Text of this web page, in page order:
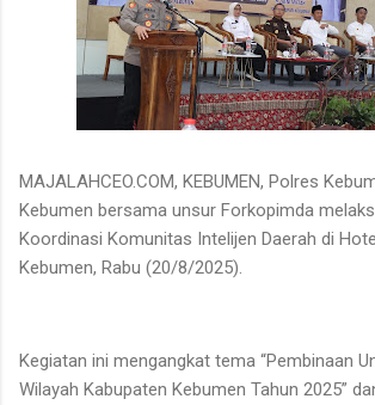
MAJALAHCEO.COM, KEBUMEN, Polres
Kebumen bersama unsur Forkopimda
Koordinasi Komunitas Intelijen Daerah di
Kebumen, Rabu (20/8/2025).
Kegiatan ini mengangkat tema “Pembinaan
Wilayah Kabupaten Kebumen Tahun 2025”